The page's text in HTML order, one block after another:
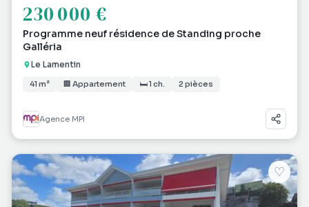
230 000 €
Programme neuf résidence de Standing proche
Galléria
Le Lamentin
41 m² 🏢 Appartement 🛏 1 ch. 2 pièces
Agence MPI
♡